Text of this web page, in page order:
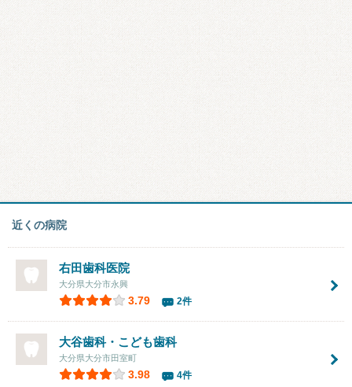
近くの病院
右田歯科医院
大分県大分市永興
3.79 2件
大谷歯科・こども歯科
大分県大分市田室町
3.98 4件